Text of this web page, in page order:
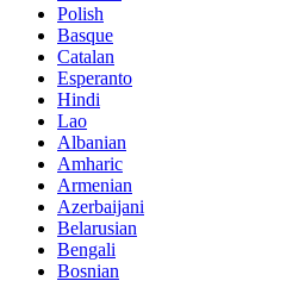
Polish
Basque
Catalan
Esperanto
Hindi
Lao
Albanian
Amharic
Armenian
Azerbaijani
Belarusian
Bengali
Bosnian